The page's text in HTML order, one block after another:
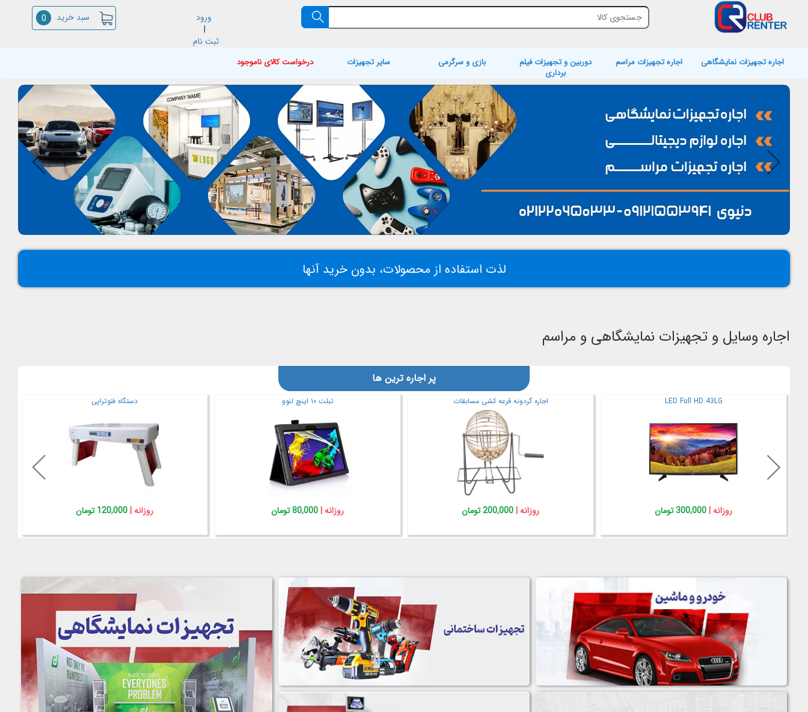
ورود
|
ثبت نام
سبد خرید 0
اجاره تجهیزات نمایشگاهی اجاره تجهیزات مراسم
دوربین و تجهیزات فیلم
برداری
بازی و سرگرمی سایر تجهیزات درخواست کالای ناموجود
لذت استفاده از محصولات، بدون خرید آنها
اجاره وسایل و تجهیزات نمایشگاهی و مراسم
پر اجاره ترین ها
اجاره گردونه قرعه کشی مسابقات
روزانه | 200,000 تومان
تبلت ۱۰ اینچ لنوو
روزانه |80,000 تومان
دستگاه فتوتراپی
روزانه | 120,000 تومان
پار نورپردازی
روزانه | 350,000 تومان